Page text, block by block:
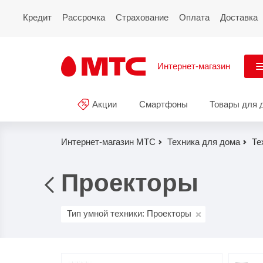
Кредит Рассрочка Страхование Оплата Доставка
Интернет-магазин
Акции
Смартфоны
Восстановленные
смартфоны
Акции Смартфоны Товары для
Интернет-магазин МТС Техника для дома
Проекторы
Тип умной техники: Проекторы